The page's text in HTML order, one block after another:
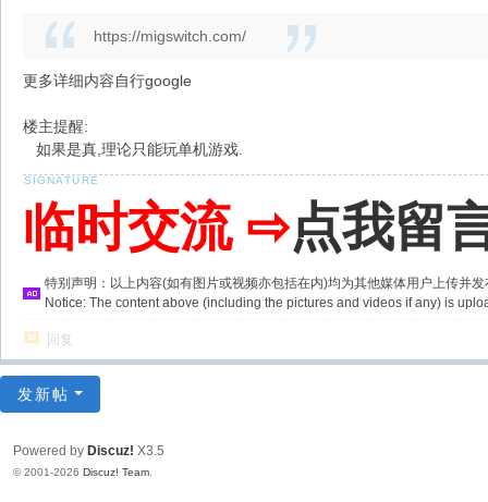
https://migswitch.com/
更多详细内容自行google
楼主提醒:
如果是真,理论只能玩单机游戏.
临时交流 ⇨点我留
特别声明：以上内容(如有图片或视频亦包括在内)均为其他媒体用户上传并
Notice: The content above (including the pictures and videos if any) is
回复
发新帖
Powered by Discuz! X3.5
© 2001-2026 Discuz! Team